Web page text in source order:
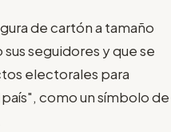
de cartón a tamaño
seguidores y que se
electorales para
como un símbolo de